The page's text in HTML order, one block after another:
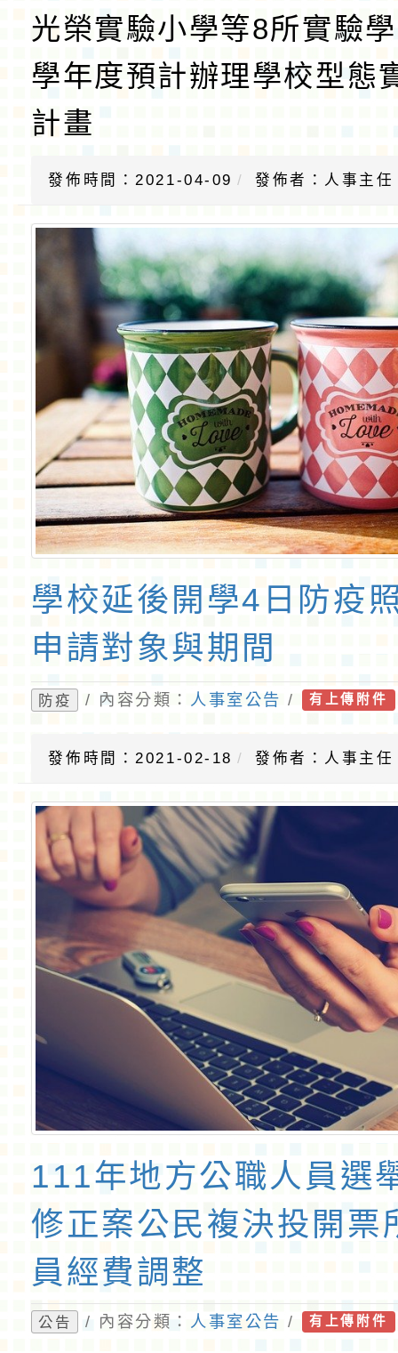
光榮實驗小學等8所實驗
學年度預計辦理學校型態
計畫
發佈時間：2021-04-09 發佈者：人事主任
學校延後開學4日防疫
申請對象與期間
防疫 / 內容分類： 人事室公告 / 有上傳附件
發佈時間：2021-02-18 發佈者：人事主任
111年地方公職人員選
修正案公民複決投開票
員經費調整
公告 / 內容分類： 人事室公告 / 有上傳附件